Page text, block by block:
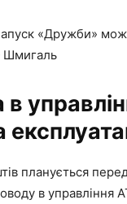
«Дружби»
Шмигаль
планується
в управління